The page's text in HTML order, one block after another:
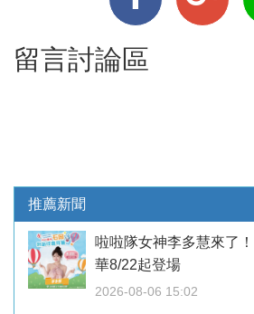
留言討論區
推薦新聞
啦啦隊女神李多慧來了
華8/22起登場
2026-08-06 15:02